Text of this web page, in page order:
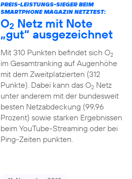
PREIS-LEISTUNGS-SIEGER BEIM
SMARTPHONE MAGAZIN NETZTEST:
O2 Netz mit Note
„gut“ ausgezeichnet
Mit 310 Punkten befindet sich O2
im Gesamtranking auf Augenhöhe
mit dem Zweitplatzierten (312
Punkte). Dabei kann das O2Netz
unter anderem mit der bundesweit
besten Netzabdeckung (99,96
Prozent) sowie starken Ergebnissen
beim YouTube-Streaming oder bei
Ping-Zeiten punkten.